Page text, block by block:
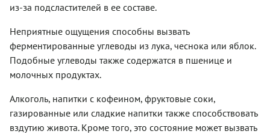
из-за подсластителей в ее составе.
Неприятные ощущения способны вызвать
ферментированные углеводы из лука, чеснока или яблок.
Подобные углеводы также содержатся в пшенице и
молочных продуктах.
Алкоголь, напитки с кофеином, фруктовые соки,
газированные или сладкие напитки также способствовать
вздутию живота. Кроме того, это состояние может вызвать